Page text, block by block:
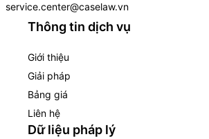
service.center@caselaw.vn
Thông tin dịch vụ
Giới thiệu
Giải pháp
Bảng giá
Liên hệ
Dữ liệu pháp lý